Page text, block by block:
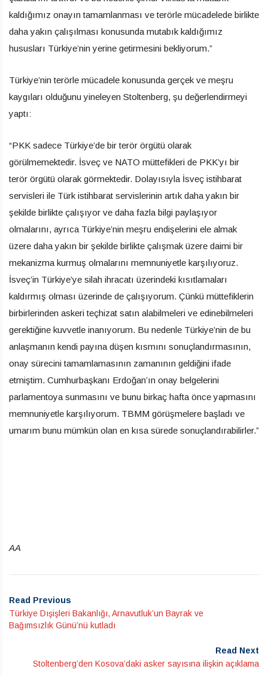
kaldığımız onayın tamamlanması ve terörle mücadelede birlikte
daha yakın çalışılması konusunda mutabık kaldığımız
hususları Türkiye’nin yerine getirmesini bekliyorum.”
Türkiye’nin terörle mücadele konusunda gerçek ve meşru
kaygıları olduğunu yineleyen Stoltenberg, şu değerlendirmeyi
yaptı:
“PKK sadece Türkiye’de bir terör örgütü olarak
görülmemektedir. İsveç ve NATO müttefikleri de PKK’yı bir
terör örgütü olarak görmektedir. Dolayısıyla İsveç istihbarat
servisleri ile Türk istihbarat servislerinin artık daha yakın bir
şekilde birlikte çalışıyor ve daha fazla bilgi paylaşıyor
olmalarını, ayrıca Türkiye’nin meşru endişelerini ele almak
üzere daha yakın bir şekilde birlikte çalışmak üzere daimi bir
mekanizma kurmuş olmalarını memnuniyetle karşılıyoruz.
İsveç’in Türkiye’ye silah ihracatı üzerindeki kısıtlamaları
kaldırmış olması üzerinde de çalışıyorum. Çünkü müttefiklerin
birbirlerinden askeri teçhizat satın alabilmeleri ve edinebilmeleri
gerektiğine kuvvetle inanıyorum. Bu nedenle Türkiye’nin de bu
anlaşmanın kendi payına düşen kısmını sonuçlandırmasının,
onay sürecini tamamlamasının zamanının geldiğini ifade
etmiştim. Cumhurbaşkanı Erdoğan’ın onay belgelerini
parlamentoya sunmasını ve bunu birkaç hafta önce yapmasını
memnuniyetle karşılıyorum. TBMM görüşmelere başladı ve
umarım bunu mümkün olan en kısa sürede sonuçlandırabilirler.”
AA
Read Previous
Türkiye Dışişleri Bakanlığı, Arnavutluk’un Bayrak ve
Bağımsızlık Günü’nü kutladı
Read Next
Stoltenberg’den Kosova’daki asker sayısına ilişkin açıklama